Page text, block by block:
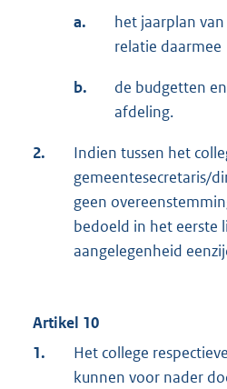
a.
het jaarplan
relatie daarmee
b.
de budgetten
afdeling.
2.
Indien tussen het
gemeentesecretaris/
geen
bedoeld in het eerste
aangelegenheid
Artikel 10
1.
Het college
kunnen voor nader